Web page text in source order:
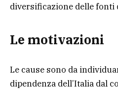
diversificazione delle fonti
Le motivazioni
Le cause sono da
dipendenza dell’Italia dal